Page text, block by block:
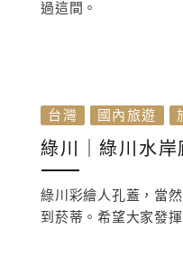
過這間。
台灣 國內旅遊
綠川｜綠川水
綠川彩繪人孔蓋，當
到菸蒂。希望大家發